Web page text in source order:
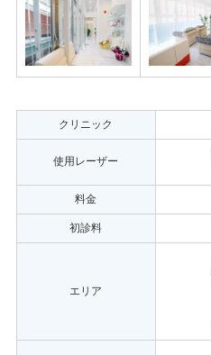
クリニック
使用レーザー
料金
初診料
エリア